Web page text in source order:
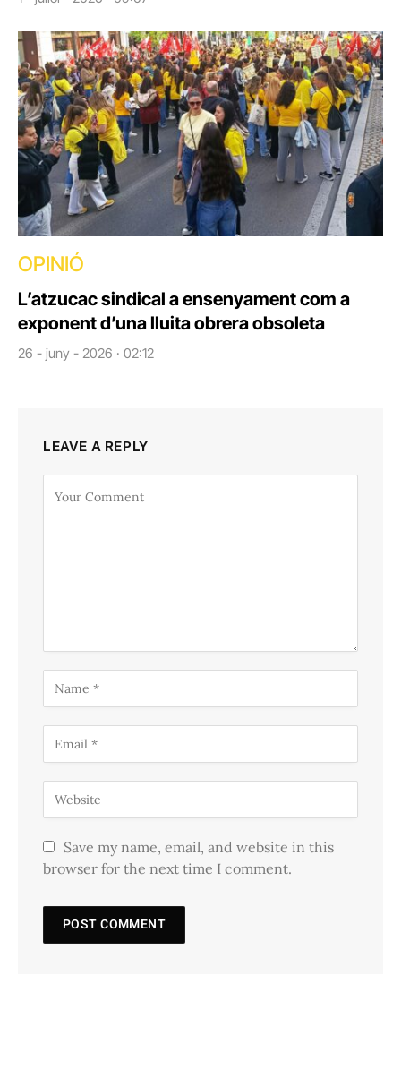
OPINIÓ
L’atzucac sindical a ensenyament com a
exponent d’una lluita obrera obsoleta
26 - juny - 2026 · 02:12
LEAVE A REPLY
Save my name, email, and website in this
browser for the next time I comment.